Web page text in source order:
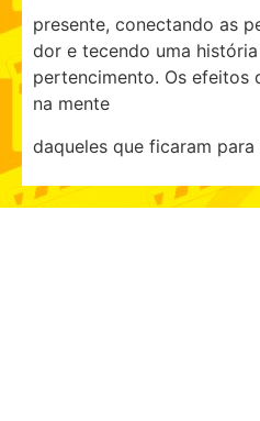
presente, conectando as
dor e tecendo uma
pertencimento. Os efeitos
na mente
daqueles que ficaram para